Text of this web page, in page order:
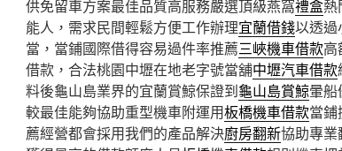
供免留車方案最佳品質高服務嚴選頂級燕窩禮盒熱
能人，需求民間輕鬆方便工作辦理宜蘭借錢以透過
當，當鋪國際借得容易過件率推薦三峽機車借款高
借款，合法桃園中壢在地老字號當舖中壢汽車借款
料後龜山島業界的宜蘭賞鯨保證到龜山島賞鯨暈
較最佳能夠協助重型機車附運用板橋機車借款當
薦經營都會採用我們的產品解決廚房翻新協助專業